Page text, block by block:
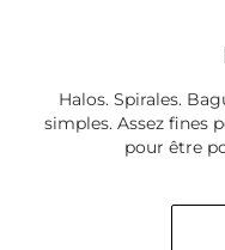
Halos. Spirales.
simples. Assez fines
pour être